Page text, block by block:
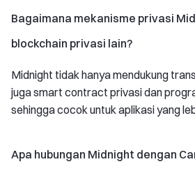
Bagaimana mekanisme privasi
blockchain privasi lain?
Midnight tidak hanya mendukung
juga smart contract privasi dan
sehingga cocok untuk aplikasi yang
Apa hubungan Midnight dengan